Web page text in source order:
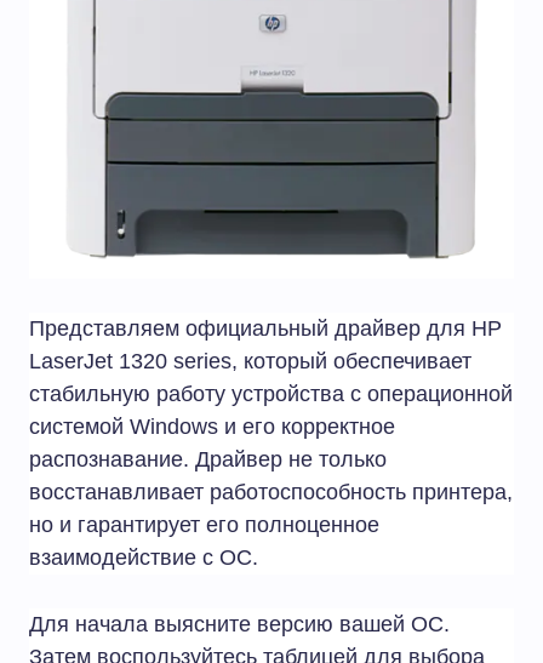
Представляем официальный драйвер для HP
LaserJet 1320 series, который обеспечивает
стабильную работу устройства с операционной
системой Windows и его корректное
распознавание. Драйвер не только
восстанавливает работоспособность принтера,
но и гарантирует его полноценное
взаимодействие с ОС.
Для начала выясните версию вашей ОС.
Затем воспользуйтесь таблицей для выбора